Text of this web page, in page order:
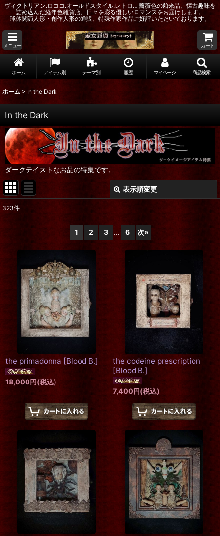
ヴィクトリアン.ロココ.オールドスタイル.レトロ… 薔薇色の舶来品、懐古趣味を
詰め込んだ経年色雑貨店。日々を彩る優しいロマンスをお届けします。
球体関節人形・創作人形の通販、特殊作家作品ご好評いただいております。
メニュー カート
ホーム アイテム別 テーマ別 履歴 マイページ 商品検索
ホーム > In the Dark
In the Dark
ダークテイストなお品の特集です。
表示順変更
絞り込む
323件
1 2 3 ... 6 次»
the primadonna [Blood B.]
18,000円(税込)
the codeine prescription
[Blood B.]
7,400円(税込)